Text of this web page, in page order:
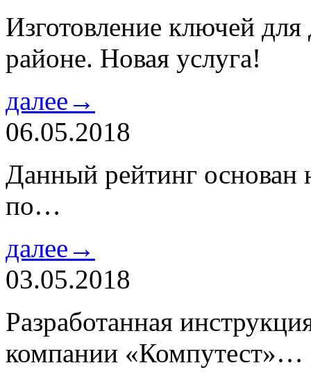
Изготовление ключей
районе. Новая услуга!
далее→
06.05.2018
Данный рейтинг основан
по…
далее→
03.05.2018
Разработанная
компании «Компутест»…